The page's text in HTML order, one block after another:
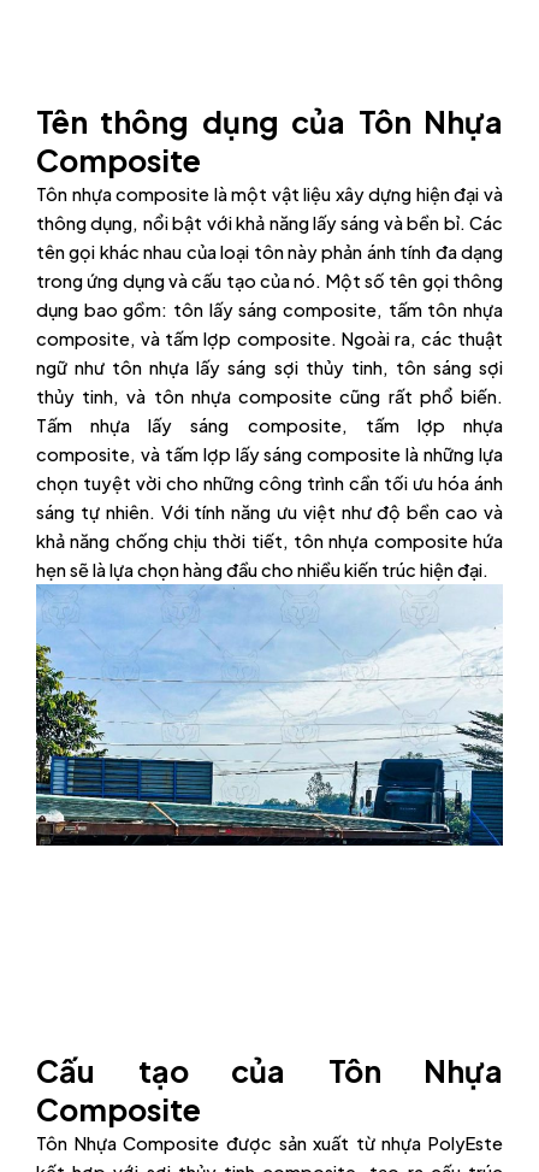
Tên thông dụng của Tôn Nhựa
Composite
Tôn nhựa composite là một vật liệu xây dựng hiện đại và
thông dụng, nổi bật với khả năng lấy sáng và bền bỉ. Các
tên gọi khác nhau của loại tôn này phản ánh tính đa dạng
trong ứng dụng và cấu tạo của nó. Một số tên gọi thông
dụng bao gồm: tôn lấy sáng composite, tấm tôn nhựa
composite, và tấm lợp composite. Ngoài ra, các thuật
ngữ như tôn nhựa lấy sáng sợi thủy tinh, tôn sáng sợi
thủy tinh, và tôn nhựa composite cũng rất phổ biến.
Tấm nhựa lấy sáng composite, tấm lợp nhựa
composite, và tấm lợp lấy sáng composite là những lựa
chọn tuyệt vời cho những công trình cần tối ưu hóa ánh
sáng tự nhiên. Với tính năng ưu việt như độ bền cao và
khả năng chống chịu thời tiết, tôn nhựa composite hứa
hẹn sẽ là lựa chọn hàng đầu cho nhiều kiến trúc hiện đại.
Cấu tạo của Tôn Nhựa
Composite
Tôn Nhựa Composite được sản xuất từ nhựa PolyEste